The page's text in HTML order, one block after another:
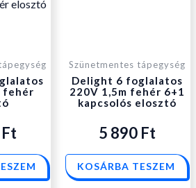
fehér
Ft
Szünetmentes tápegység
Delight 6 foglalatos
220V 1,5m fehér 6+1
kapcsolós elosztó
5 890 Ft
KOSÁRBA TESZEM